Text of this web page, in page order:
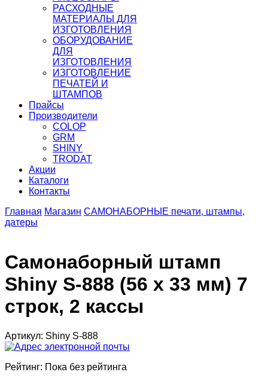
РАСХОДНЫЕ
МАТЕРИАЛЫ ДЛЯ
ИЗГОТОВЛЕНИЯ
ОБОРУДОВАНИЕ
ДЛЯ
ИЗГОТОВЛЕНИЯ
ИЗГОТОВЛЕНИЕ
ПЕЧАТЕЙ И
ШТАМПОВ
Прайсы
Производители
COLOP
GRM
SHINY
TRODAT
Акции
Каталоги
Контакты
Главная Магазин САМОНАБОРНЫЕ печати, штампы,
датеры
Самонаборный штамп
Shiny S-888 (56 x 33 мм) 7
строк, 2 кассы
Артикул: Shiny S-888
Рейтинг: Пока без рейтинга